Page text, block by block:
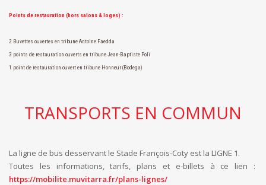
Points de restauration (hors salons & loges) :
2 Buvettes ouvertes en tribune Antoine Faedda
3 points de restauration ouverts en tribune Jean-Baptiste Poli
1 point de restauration ouvert en tribune Honneur (Bodega)
TRANSPORTS EN COMMUN
La ligne de bus desservant le Stade François-Coty est la LIGNE 1.
Toutes les informations, tarifs, plans et e-billets à ce lien :
https://mobilite.muvitarra.fr/plans-lignes/